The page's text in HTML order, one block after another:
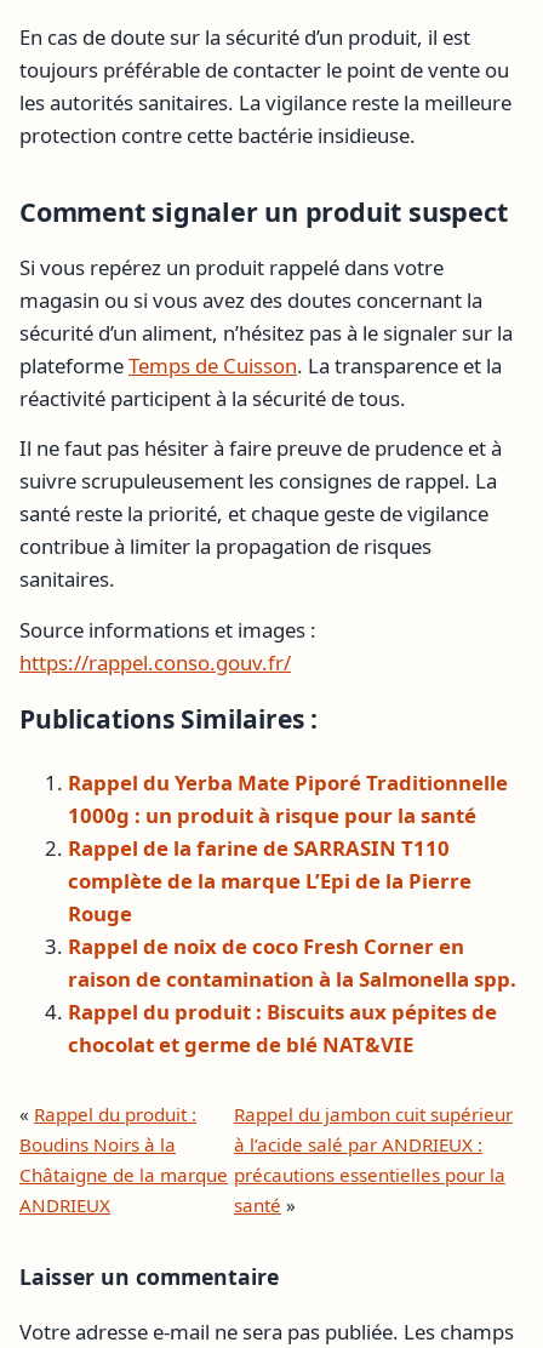
En cas de doute sur la sécurité d’un produit, il est
toujours préférable de contacter le point de vente ou
les autorités sanitaires. La vigilance reste la meilleure
protection contre cette bactérie insidieuse.
Comment signaler un produit suspect
Si vous repérez un produit rappelé dans votre
magasin ou si vous avez des doutes concernant la
sécurité d’un aliment, n’hésitez pas à le signaler sur la
plateformeTemps de Cuisson. La transparence et la
réactivité participent à la sécurité de tous.
Il ne faut pas hésiter à faire preuve de prudence et à
suivre scrupuleusement les consignes de rappel. La
santé reste la priorité, et chaque geste de vigilance
contribue à limiter la propagation de risques
sanitaires.
Source informations et images :
https://rappel.conso.gouv.fr/
Publications Similaires :
Rappel du Yerba Mate Piporé Traditionnelle
1000g : un produit à risque pour la santé
Rappel de la farine de SARRASIN T110
complète de la marque L’Epi de la Pierre
Rouge
Rappel de noix de coco Fresh Corner en
raison de contamination à la Salmonella spp.
Rappel du produit : Biscuits aux pépites de
chocolat et germe de blé NAT&VIE
« Rappel du produit :
Boudins Noirs à la
Châtaigne de la marque
ANDRIEUX
Rappel du jambon cuit supérieur
à l’acide salé par ANDRIEUX :
précautions essentielles pour la
santé »
Laisser un commentaire
Votre adresse e-mail ne sera pas publiée. Les champs